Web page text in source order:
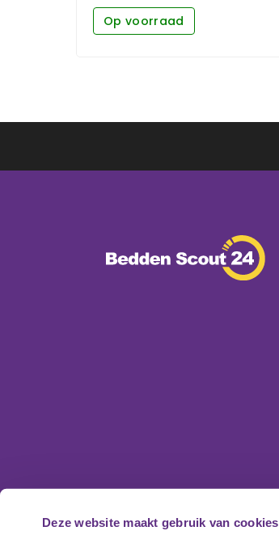
Deze website maakt gebruik van cookies
Op voorraad